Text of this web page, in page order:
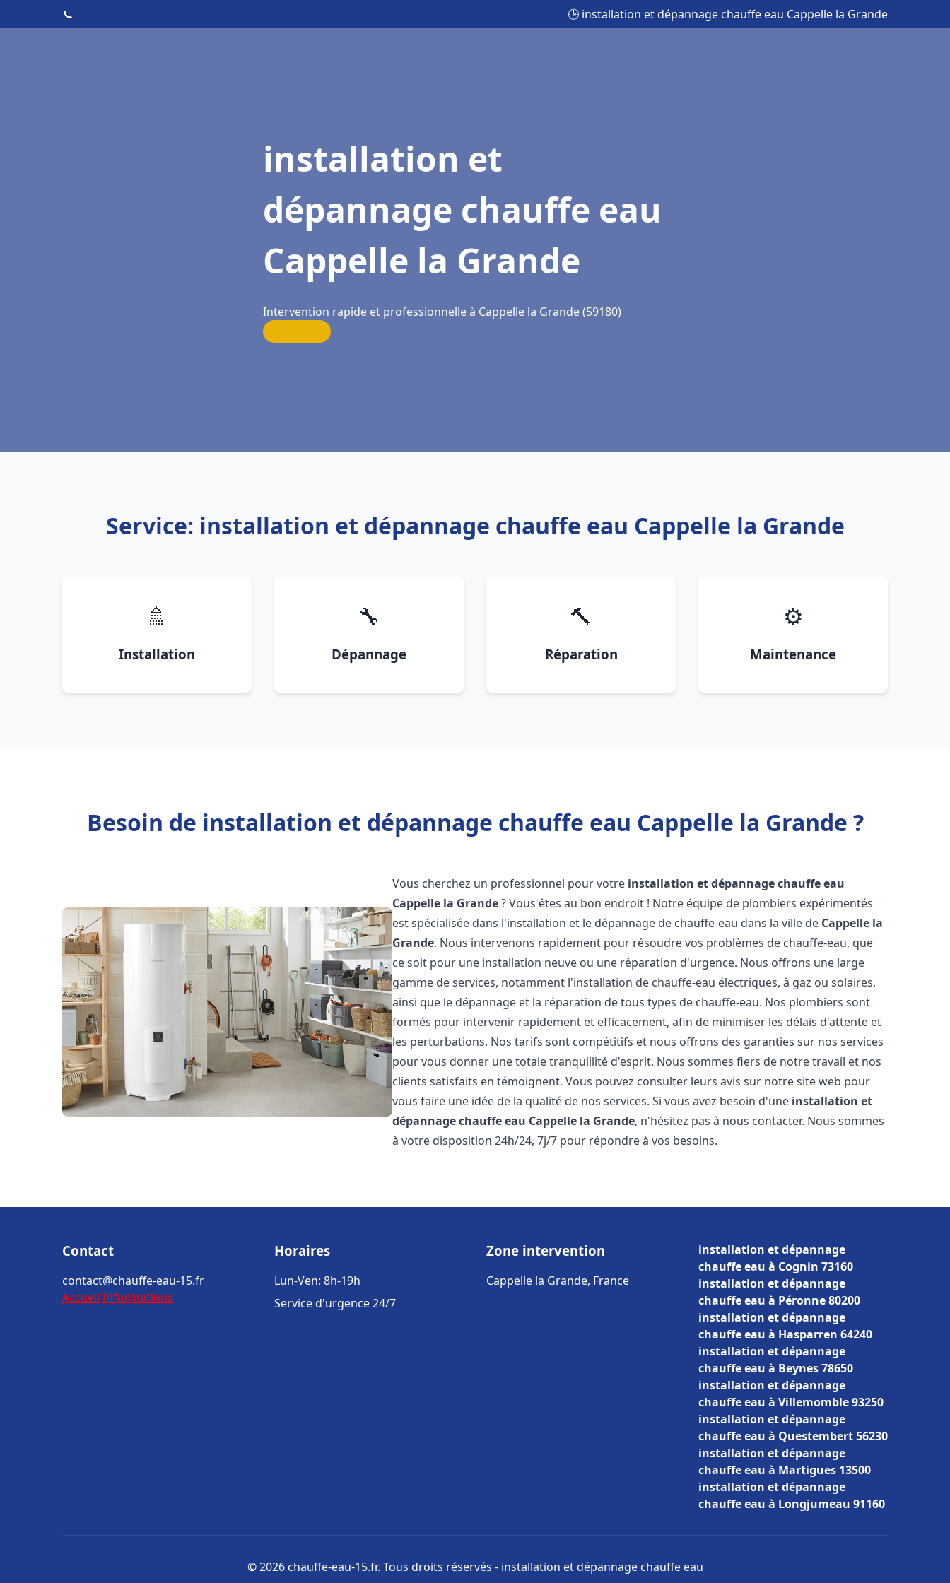
📞 🕒 installation et dépannage chauffe eau Cappelle la Grande
installation et
dépannage chauffe eau
Cappelle la Grande
Intervention rapide et professionnelle à Cappelle la Grande (59180)
Service: installation et dépannage chauffe eau Cappelle la Grande
🚿
Installation
🔧
Dépannage
🔨
Réparation
⚙️
Maintenance
Besoin de installation et dépannage chauffe eau Cappelle la Grande ?
Vous cherchez un professionnel pour votre installation et dépannage chauffe eau
Cappelle la Grande? Vous êtes au bon endroit ! Notre équipe de plombiers expérimentés
est spécialisée dans l'installation et le dépannage de chauffe-eau dans la ville de Cappelle la
Grande. Nous intervenons rapidement pour résoudre vos problèmes de chauffe-eau, que
ce soit pour une installation neuve ou une réparation d'urgence. Nous offrons une large
gamme de services, notamment l'installation de chauffe-eau électriques, à gaz ou solaires,
ainsi que le dépannage et la réparation de tous types de chauffe-eau. Nos plombiers sont
formés pour intervenir rapidement et efficacement, afin de minimiser les délais d'attente et
les perturbations. Nos tarifs sont compétitifs et nous offrons des garanties sur nos services
pour vous donner une totale tranquillité d'esprit. Nous sommes fiers de notre travail et nos
clients satisfaits en témoignent. Vous pouvez consulter leurs avis sur notre site web pour
vous faire une idée de la qualité de nos services. Si vous avez besoin d'une installation et
dépannage chauffe eau Cappelle la Grande, n'hésitez pas à nous contacter. Nous sommes
à votre disposition 24h/24, 7j/7 pour répondre à vos besoins.
Contact
contact@chauffe-eau-15.fr
Accueil Informations
Horaires
Lun-Ven: 8h-19h
Service d'urgence 24/7
Zone intervention
Cappelle la Grande, France
installation et dépannage
chauffe eau à Cognin 73160
installation et dépannage
chauffe eau à Péronne 80200
installation et dépannage
chauffe eau à Hasparren 64240
installation et dépannage
chauffe eau à Beynes 78650
installation et dépannage
chauffe eau à Villemomble 93250
installation et dépannage
chauffe eau à Questembert 56230
installation et dépannage
chauffe eau à Martigues 13500
installation et dépannage
chauffe eau à Longjumeau 91160
© 2026 chauffe-eau-15.fr. Tous droits réservés - installation et dépannage chauffe eau